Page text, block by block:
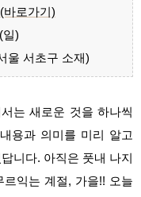
(바로가기)
일)
울 서초구 소재)
는 새로운 것을 하나씩
용과 의미를 미리 알고
니다. 아직은 풋내 나지
익는 계절, 가을!! 오늘